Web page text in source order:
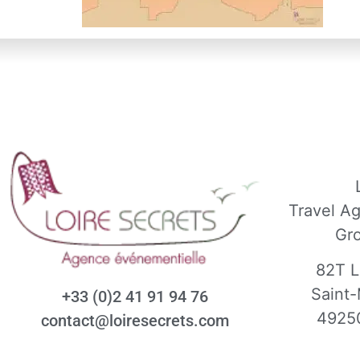
+33 (0)2 41 91 94 76
contact@loiresecrets.com
Travel
82T